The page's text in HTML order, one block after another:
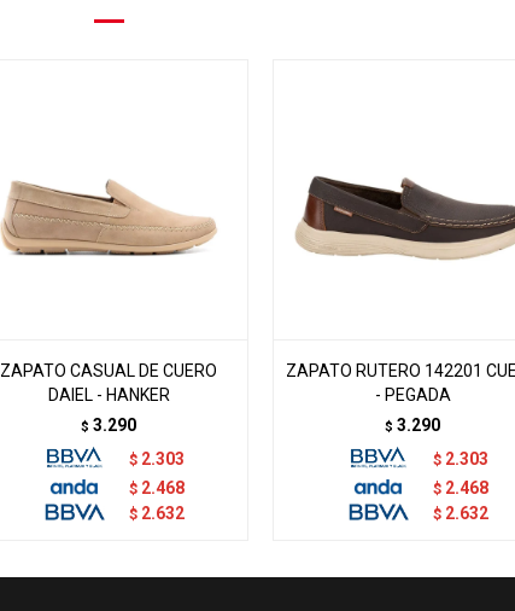
ZAPATO CASUAL DE CUERO
DAIEL - HANKER
$ 3.290
$ 2.303
$ 2.468
$ 2.632
ZAPATO RUTERO 142201
- PEGADA
$ 3.290
$ 2.303
$ 2.468
$ 2.632